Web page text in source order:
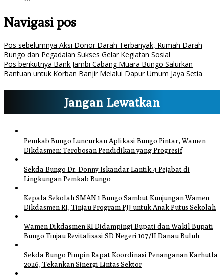
Navigasi pos
Pos sebelumnya Aksi Donor Darah Terbanyak, Rumah Darah
Bungo dan Pegadaian Sukses Gelar Kegiatan Sosial
Pos berikutnya Bank Jambi Cabang Muara Bungo Salurkan
Bantuan untuk Korban Banjir Melalui Dapur Umum Jaya Setia
Jangan Lewatkan
Pemkab Bungo Luncurkan Aplikasi Bungo Pintar, Wamen
Dikdasmen: Terobosan Pendidikan yang Progresif
Sekda Bungo Dr. Donny Iskandar Lantik 4 Pejabat di
Lingkungan Pemkab Bungo
Kepala Sekolah SMAN 1 Bungo Sambut Kunjungan Wamen
Dikdasmen RI, Tinjau Program PJJ untuk Anak Putus Sekolah
Wamen Dikdasmen RI Didampingi Bupati dan Wakil Bupati
Bungo Tinjau Revitalisasi SD Negeri 107/II Danau Buluh
Sekda Bungo Pimpin Rapat Koordinasi Penanganan Karhutla
2026, Tekankan Sinergi Lintas Sektor